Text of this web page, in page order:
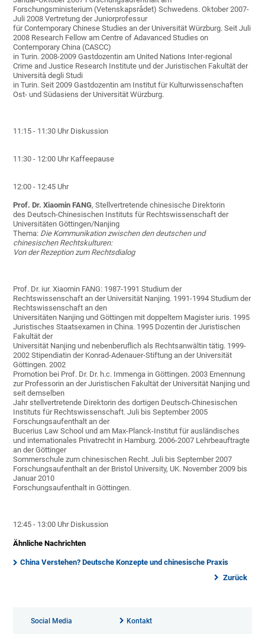
Forschungsministerium (Vetenskapsrådet) Schwedens. Oktober 2007-
Juli 2008 Vertretung der Juniorprofessur
für Contemporary Chinese Studies an der Universität Würzburg. Seit Juli
2008 Research Fellow am Centre of Adavanced Studies on
Contemporary China (CASCC)
in Turin. 2008-2009 Gastdozentin am United Nations Inter-regional
Crime and Justice Research Institute und der Juristischen Fakultät der
Università degli Studi
in Turin. Seit 2009 Gastdozentin am Institut für Kulturwissenschaften
Ost- und Südasiens der Universität Würzburg.
11:15 - 11:30 Uhr Diskussion
11:30 - 12:00 Uhr Kaffeepause
12:00 - 12:45 Uhr
Prof. Dr. Xiaomin FANG, Stellvertretende chinesische Direktorin
des Deutsch-Chinesischen Instituts für Rechtswissenschaft der
Universitäten Göttingen/Nanjing
Thema: Die Kommunikation zwischen den deutschen und
chinesischen Rechtskulturen:
Von der Rezeption zum Rechtsdialog
Prof. Dr. iur. Xiaomin FANG: 1987-1991 Studium der
Rechtswissenschaft an der Universität Nanjing. 1991-1994 Studium der
Rechtswissenschaft an den
Universitäten Nanjing und Göttingen mit doppeltem Magister iuris. 1995
Juristisches Staatsexamen in China. 1995 Dozentin der Juristischen
Fakultät der
Universität Nanjing und nebenberuflich als Rechtsanwältin tätig. 1999-
2002 Stipendiatin der Konrad-Adenauer-Stiftung an der Universität
Göttingen. 2002
Promotion bei Prof. Dr. Dr. h.c. Immenga in Göttingen. 2003 Ernennung
zur Professorin an der Juristischen Fakultät der Universität Nanjing und
seit demselben
Jahr stellvertretende Direktorin des dortigen Deutsch-Chinesischen
Instituts für Rechtswissenschaft. Juli bis September 2005
Forschungsaufenthalt an der
Bucerius Law School und am Max-Planck-Institut für ausländisches
und internationales Privatrecht in Hamburg. 2006-2007 Lehrbeauftragte
an der Göttinger
Sommerschule zum chinesischen Recht. Juli bis September 2007
Forschungsaufenthalt an der Bristol University, UK. November 2009 bis
Januar 2010
Forschungsaufenthalt in Göttingen.
12:45 - 13:00 Uhr Diskussion
Ähnliche Nachrichten
China Verstehen? Deutsche Konzepte und chinesische Praxis
Zurück
Social Media Kontakt